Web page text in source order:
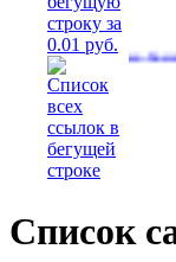
Свободные баннеры
Список